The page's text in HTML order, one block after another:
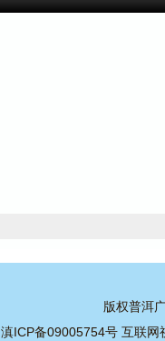
版权普洱
滇ICP备09005754号 互联网